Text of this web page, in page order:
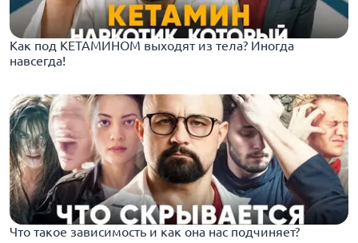
Как под КЕТАМИНОМ выходят из тела? Иногда
навсегда!
Что такое зависимость и как она нас подчиняет?